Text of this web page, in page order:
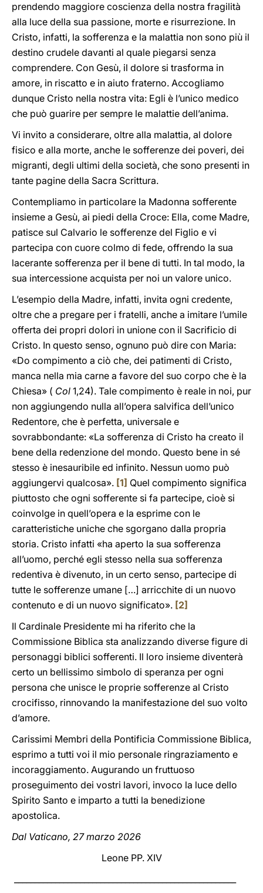
prendendo maggiore coscienza della nostra fragilità
alla luce della sua passione, morte e risurrezione. In
Cristo, infatti, la sofferenza e la malattia non sono più il
destino crudele davanti al quale piegarsi senza
comprendere. Con Gesù, il dolore si trasforma in
amore, in riscatto e in aiuto fraterno. Accogliamo
dunque Cristo nella nostra vita: Egli è l’unico medico
che può guarire per sempre le malattie dell’anima.
Vi invito a considerare, oltre alla malattia, al dolore
fisico e alla morte, anche le sofferenze dei poveri, dei
migranti, degli ultimi della società, che sono presenti in
tante pagine della Sacra Scrittura.
Contempliamo in particolare la Madonna sofferente
insieme a Gesù, ai piedi della Croce: Ella, come Madre,
patisce sul Calvario le sofferenze del Figlio e vi
partecipa con cuore colmo di fede, offrendo la sua
lacerante sofferenza per il bene di tutti. In tal modo, la
sua intercessione acquista per noi un valore unico.
L’esempio della Madre, infatti, invita ogni credente,
oltre che a pregare per i fratelli, anche a imitare l’umile
offerta dei propri dolori in unione con il Sacrificio di
Cristo. In questo senso, ognuno può dire con Maria:
«Do compimento a ciò che, dei patimenti di Cristo,
manca nella mia carne a favore del suo corpo che è la
Chiesa» ( Col 1,24). Tale compimento è reale in noi, pur
non aggiungendo nulla all’opera salvifica dell’unico
Redentore, che è perfetta, universale e
sovrabbondante: «La sofferenza di Cristo ha creato il
bene della redenzione del mondo. Questo bene in sé
stesso è inesauribile ed infinito. Nessun uomo può
aggiungervi qualcosa». [1] Quel compimento significa
piuttosto che ogni sofferente si fa partecipe, cioè si
coinvolge in quell’opera e la esprime con le
caratteristiche uniche che sgorgano dalla propria
storia. Cristo infatti «ha aperto la sua sofferenza
all’uomo, perché egli stesso nella sua sofferenza
redentiva è divenuto, in un certo senso, partecipe di
tutte le sofferenze umane […] arricchite di un nuovo
contenuto e di un nuovo significato». [2]
Il Cardinale Presidente mi ha riferito che la
Commissione Biblica sta analizzando diverse figure di
personaggi biblici sofferenti. Il loro insieme diventerà
certo un bellissimo simbolo di speranza per ogni
persona che unisce le proprie sofferenze al Cristo
crocifisso, rinnovando la manifestazione del suo volto
d’amore.
Carissimi Membri della Pontificia Commissione Biblica,
esprimo a tutti voi il mio personale ringraziamento e
incoraggiamento. Augurando un fruttuoso
proseguimento dei vostri lavori, invoco la luce dello
Spirito Santo e imparto a tutti la benedizione
apostolica.
Dal Vaticano, 27 marzo 2026
Leone PP. XIV